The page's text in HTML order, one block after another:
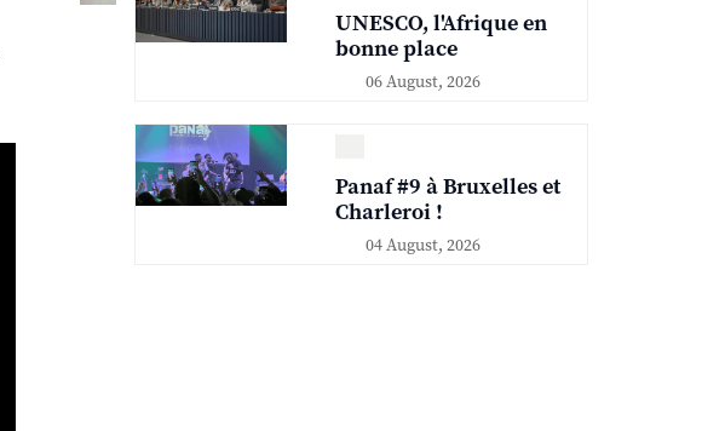
UNESCO, l'Afrique en
bonne place
06 August, 2026
Panaf #9 à Bruxelles et
Charleroi !
04 August, 2026